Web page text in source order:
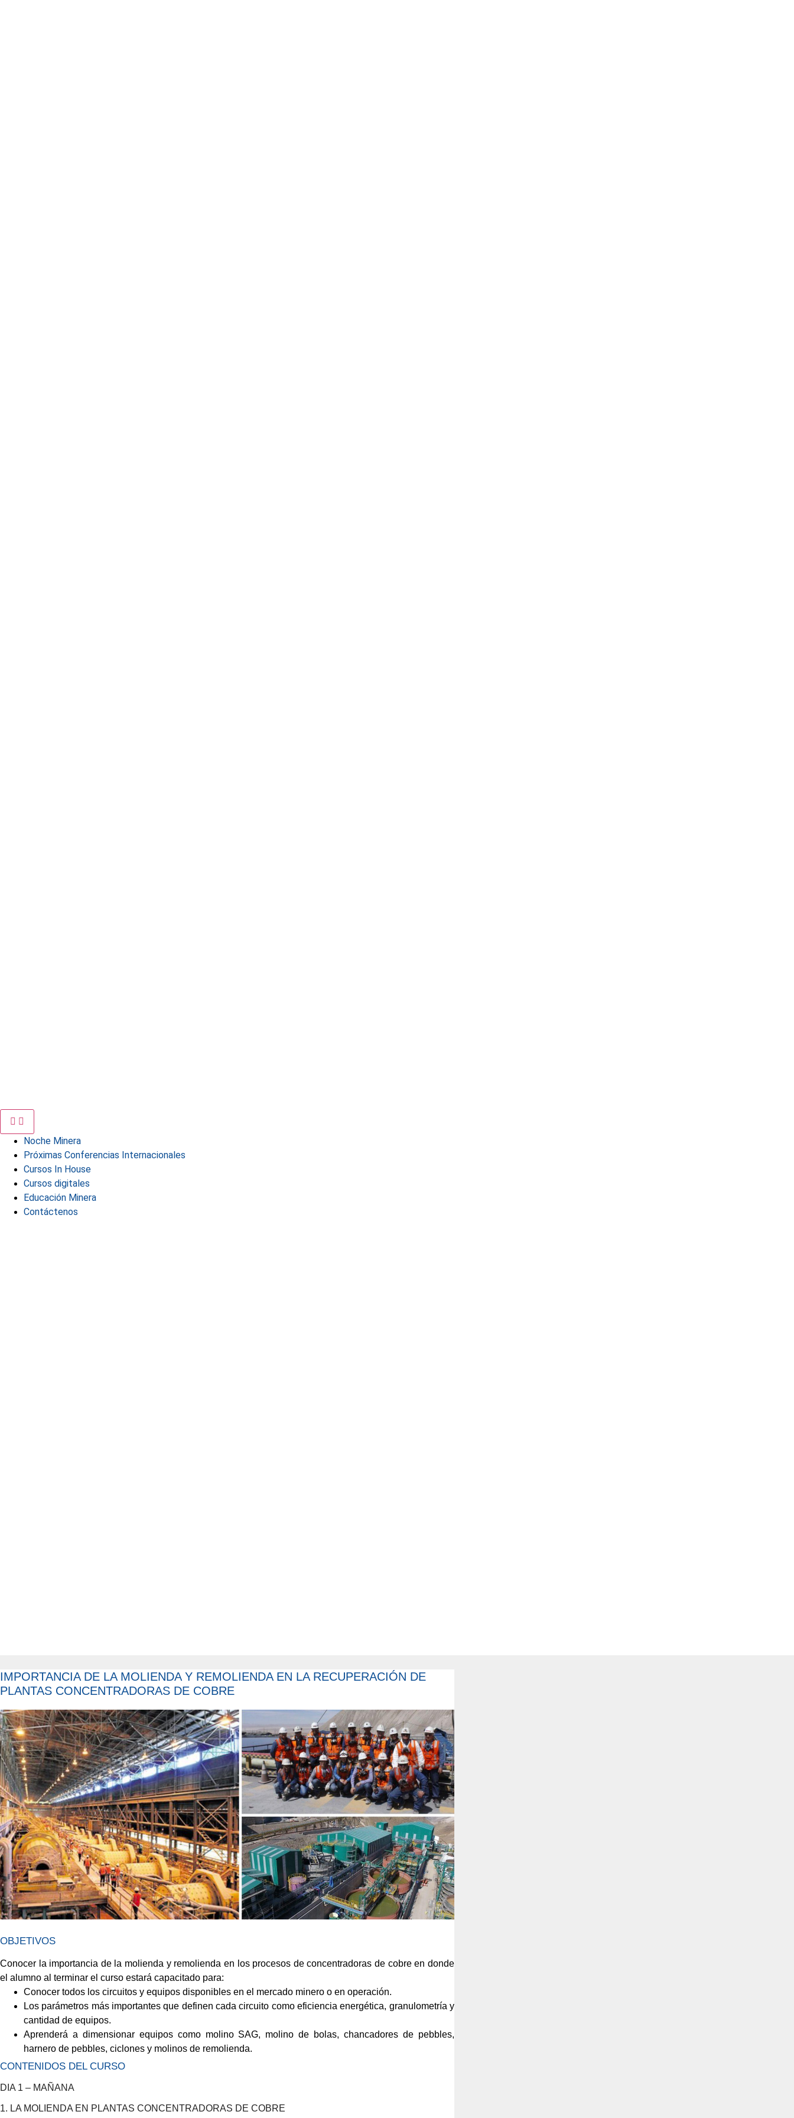
Noche Minera
Próximas Conferencias Internacionales
Cursos In House
Cursos digitales
Educación Minera
Contáctenos
IMPORTANCIA DE LA MOLIENDA Y REMOLIENDA EN LA RECUPERACIÓN DE
PLANTAS CONCENTRADORAS DE COBRE
OBJETIVOS
Conocer la importancia de la molienda y remolienda en los procesos de concentradoras de cobre en donde
el alumno al terminar el curso estará capacitado para:
Conocer todos los circuitos y equipos disponibles en el mercado minero o en operación.
Los parámetros más importantes que definen cada circuito como eficiencia energética, granulometría y
cantidad de equipos.
Aprenderá a dimensionar equipos como molino SAG, molino de bolas, chancadores de pebbles,
harnero de pebbles, ciclones y molinos de remolienda.
CONTENIDOS DEL CURSO
DIA 1 – MAÑANA
1. LA MOLIENDA EN PLANTAS CONCENTRADORAS DE COBRE